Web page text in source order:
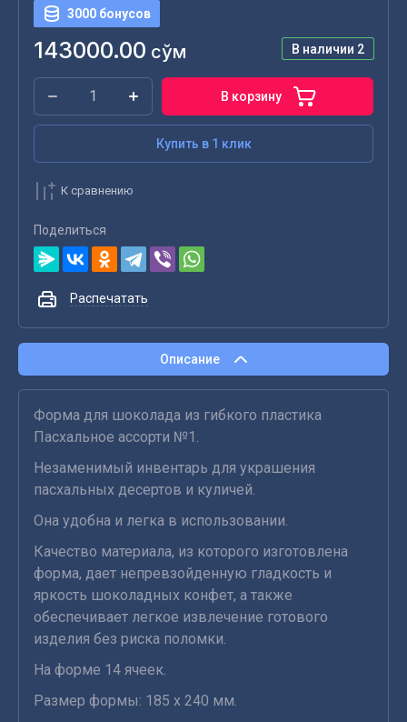
3000 бонусов
В наличии 2
143000.00 сўм
В корзину
Купить в 1 клик
К сравнению
Поделиться
Распечатать
Описание
Форма для шоколада из гибкого пластика
Пасхальное ассорти №1.
Незаменимый инвентарь для украшения
пасхальных десертов и куличей.
Она удобна и легка в использовании.
Качество материала, из которого изготовлена
форма, дает непревзойденную гладкость и
яркость шоколадных конфет, а также
обеспечивает легкое извлечение готового
изделия без риска поломки.
На форме 14 ячеек.
Размер формы: 185 х 240 мм.